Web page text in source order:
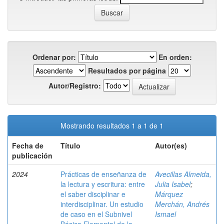
Ordenar por:
En orden:
Resultados por página
Autor/Registro:
Mostrando resultados 1 a 1 de 1
Fecha de
publicación
Título Autor(es)
2024
Prácticas de enseñanza de
la lectura y escritura: entre
el saber disciplinar e
interdisciplinar. Un estudio
de caso en el Subnivel
Avecillas Almeida,
Julia Isabel;
Márquez
Merchán, Andrés
Ismael